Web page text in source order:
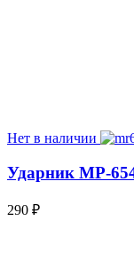
Нет в наличии
Ударник МР-
290 ₽